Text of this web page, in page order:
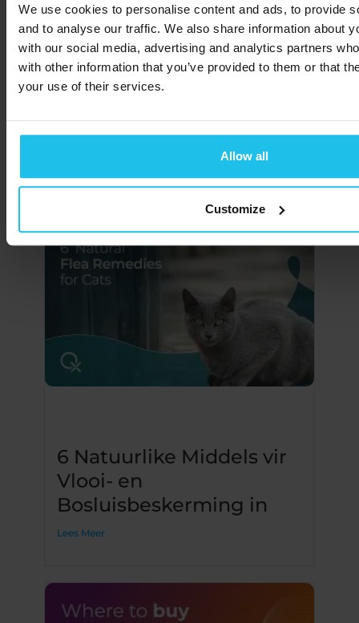
We use cookies to personalise content and ads, to provide
and to analyse our traffic. We also share information about
with our social media, advertising and analytics partners
with other information that you’ve provided to them or that
your use of their services.
Allow all
Customize
Deel hierdie storie,
kies jou platform:
Verwante poste
6 Natuurlike Middels vir
Vlooi- en
Bosluisbeskerming in
Lees Meer